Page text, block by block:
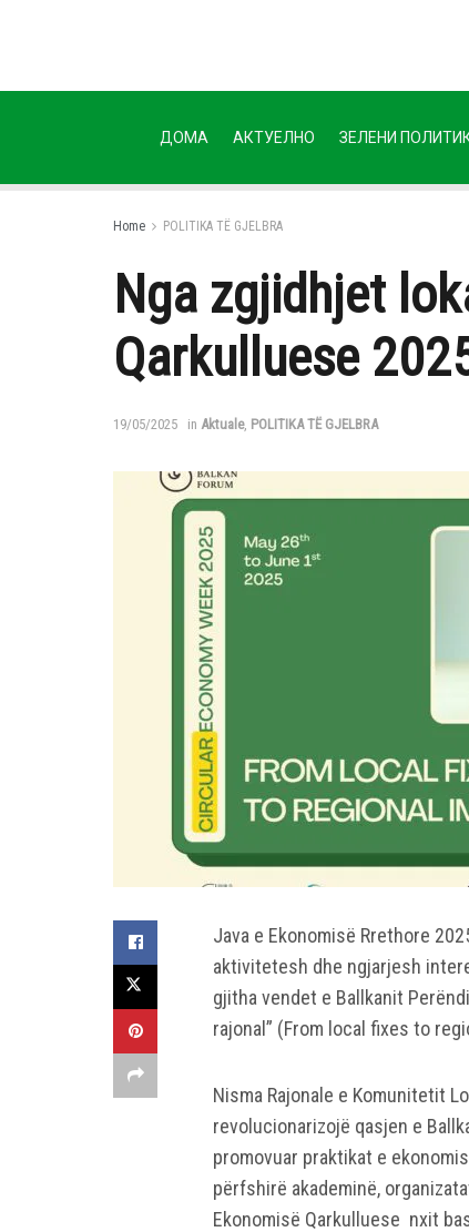
ДОМА АКТУЕЛНО ЗЕЛЕНИ
Home POLITIKA TË GJELBRA
Nga zgjidhjet
Qarkulluese
19/05/2025 in Aktuale, POLITIKA TË GJELBRA
Java e Ekonomisë Rrethore
aktivitetesh dhe ngjarjesh
gjitha vendet e Ballkanit
rajonal” (From local fixes to
Nisma Rajonale e Komunitetit
revolucionarizojë qasjen e
promovuar praktikat e
përfshirë akademinë,
Ekonomisë Qarkulluese nxit